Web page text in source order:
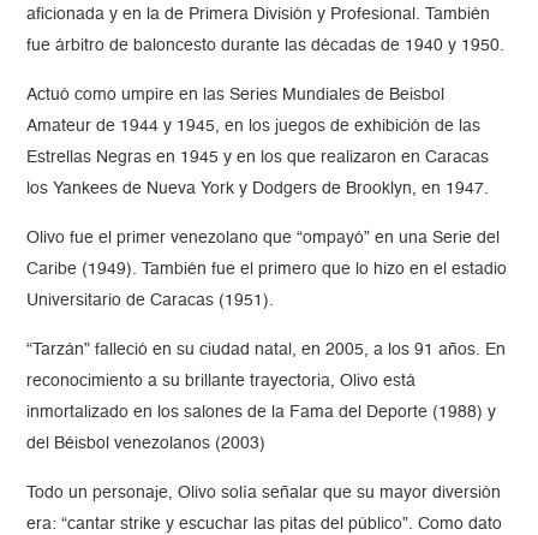
aficionada y en la de Primera División y Profesional. También
fue árbitro de baloncesto durante las décadas de 1940 y 1950.
Actuó como umpire en las Series Mundiales de Beisbol
Amateur de 1944 y 1945, en los juegos de exhibición de las
Estrellas Negras en 1945 y en los que realizaron en Caracas
los Yankees de Nueva York y Dodgers de Brooklyn, en 1947.
Olivo fue el primer venezolano que “ompayó” en una Serie del
Caribe (1949). También fue el primero que lo hizo en el estadio
Universitario de Caracas (1951).
“Tarzán” falleció en su ciudad natal, en 2005, a los 91 años. En
reconocimiento a su brillante trayectoria, Olivo está
inmortalizado en los salones de la Fama del Deporte (1988) y
del Béisbol venezolanos (2003)
Todo un personaje, Olivo solía señalar que su mayor diversión
era: “cantar strike y escuchar las pitas del público”. Como dato